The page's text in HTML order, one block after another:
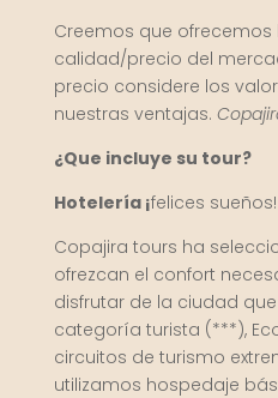
Creemos que
calidad/precio del
precio considere los
nuestras ventajas.
¿Que incluye su tour?
Hotelería ¡felices sueños!
Copajira tours ha
ofrezcan el confort
disfrutar de la ciudad
categoría turista (***),
circuitos de turismo
utilizamos hospedaje